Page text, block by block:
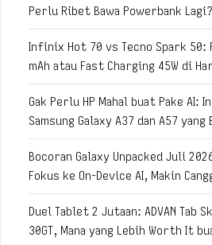
Perlu Ribet Bawa Powerbank Lagi?
Infinix Hot 70 vs Tecno Spark 50:
mAh atau Fast Charging 45W di
Gak Perlu HP Mahal buat Pake
Samsung Galaxy A37 dan A57
Bocoran Galaxy Unpacked Juli
Fokus ke On-Device AI, Makin
Duel Tablet 2 Jutaan: ADVAN Tab
30GT, Mana yang Lebih Worth It